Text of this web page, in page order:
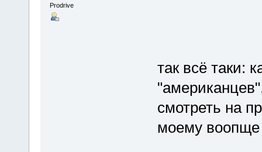
Prodrive
так всё таки:
смотреть на
моему воопще